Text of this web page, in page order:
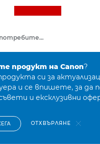
Canon
Поддръжка на потребителски продукти
продукт на Canon?
си за
и се впишете, за да
и ексклузивни
ОТХВЪРЛЯНЕ